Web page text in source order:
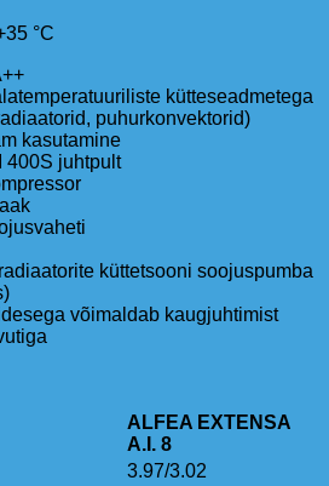
°C
kütteseadmetega
puhurkonvektorid)
kasutamine
400S juhtpult
küttetsooni soojuspumba
võimaldab kaugjuhtimist
ALFEA EXTENSA
A.I. 8
3.97/3.02